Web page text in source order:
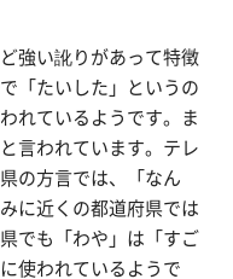
強い訛りがあって特徴
「たいした」というの
れているようです。ま
言われています。テレ
の方言では、「なん
に近くの都道府県では
でも「わや」は「すご
使われているようで